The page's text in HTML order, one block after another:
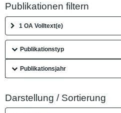
Publikationen filtern
1 OA Volltext(e)
Publikationstyp
Publikationsjahr
Darstellung / Sortierung